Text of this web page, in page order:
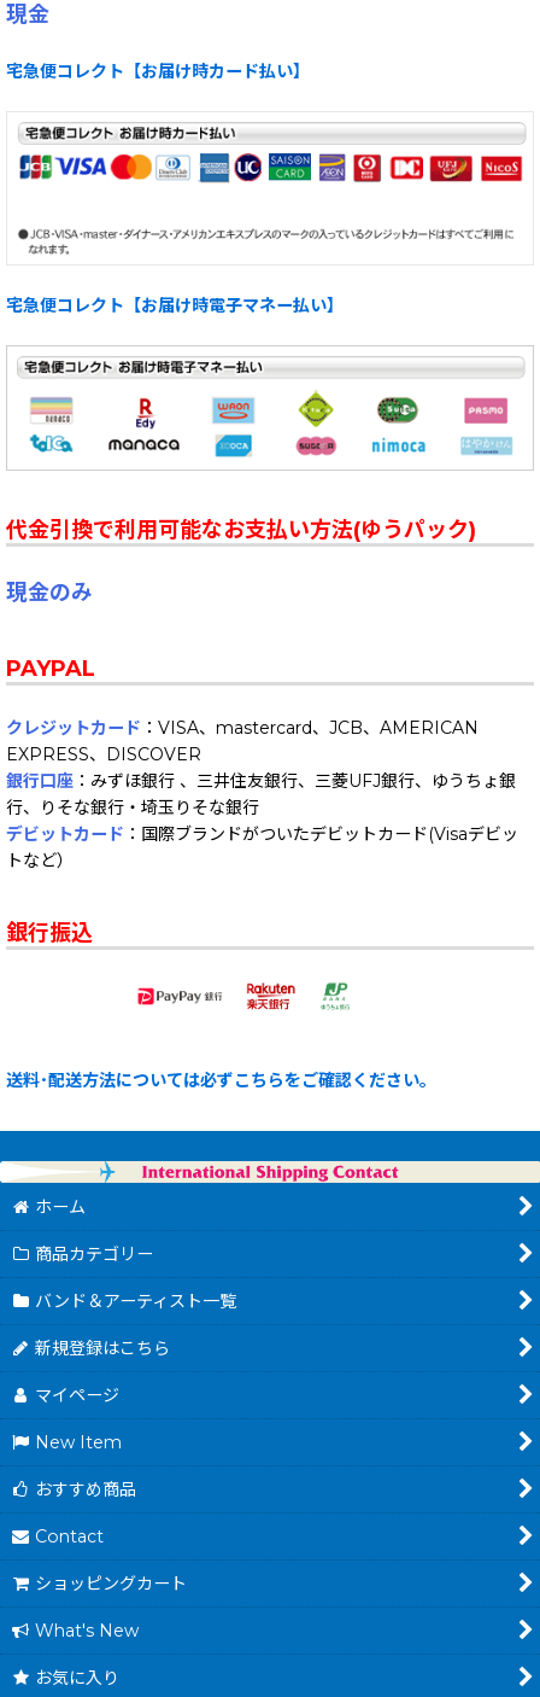
現金
宅急便コレクト【お届け時カード払い】
宅急便コレクト【お届け時電子マネー払い】
代金引換で利用可能なお支払い方法(ゆうパック)
現金のみ
PAYPAL
クレジットカード ：VISA、mastercard、JCB、AMERICAN
EXPRESS、DISCOVER
銀行口座 ：みずほ銀行 、三井住友銀行、三菱UFJ銀行、ゆうちょ銀
行、りそな銀行・埼玉りそな銀行
デビットカード ：国際ブランドがついたデビットカード(Visaデビッ
トなど）
銀行振込
送料･配送方法については必ずこちらをご確認ください。
ホーム
商品カテゴリー
バンド＆アーティスト一覧
新規登録はこちら
マイページ
New Item
おすすめ商品
Contact
ショッピングカート
What's New
お気に入り